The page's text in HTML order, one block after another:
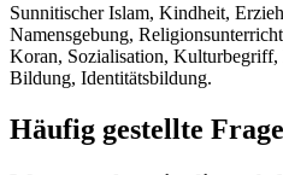
Sunnitischer Islam, Kindheit,
Namensgebung,
Koran, Sozialisation, Kulturbegriff,
Bildung, Identitätsbildung.
Häufig gestellte